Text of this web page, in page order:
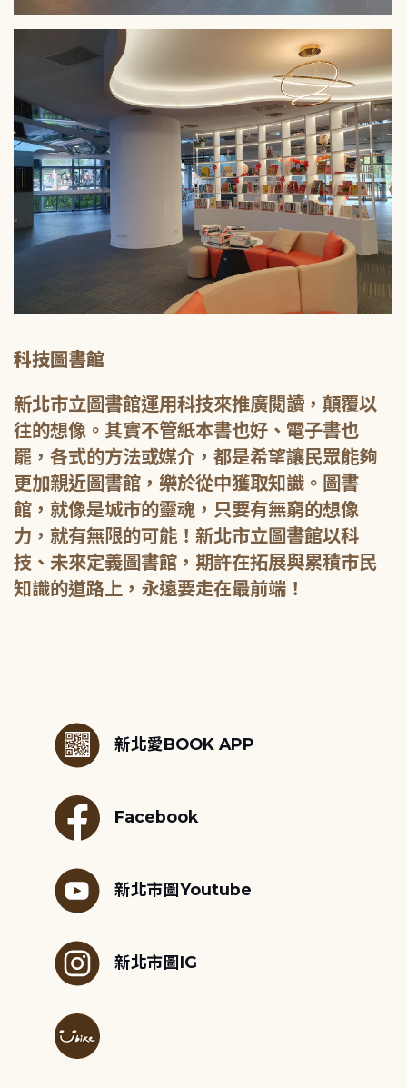
科技圖書館
新北市立圖書館運用科技來推廣閱讀，顛覆以
往的想像。其實不管紙本書也好、電子書也
罷，各式的方法或媒介，都是希望讓民眾能夠
更加親近圖書館，樂於從中獲取知識。圖書
館，就像是城市的靈魂，只要有無窮的想像
力，就有無限的可能！新北市立圖書館以科
技、未來定義圖書館，期許在拓展與累積市民
知識的道路上，永遠要走在最前端！
新北愛BOOK APP
Facebook
新北市圖Youtube
新北市圖IG